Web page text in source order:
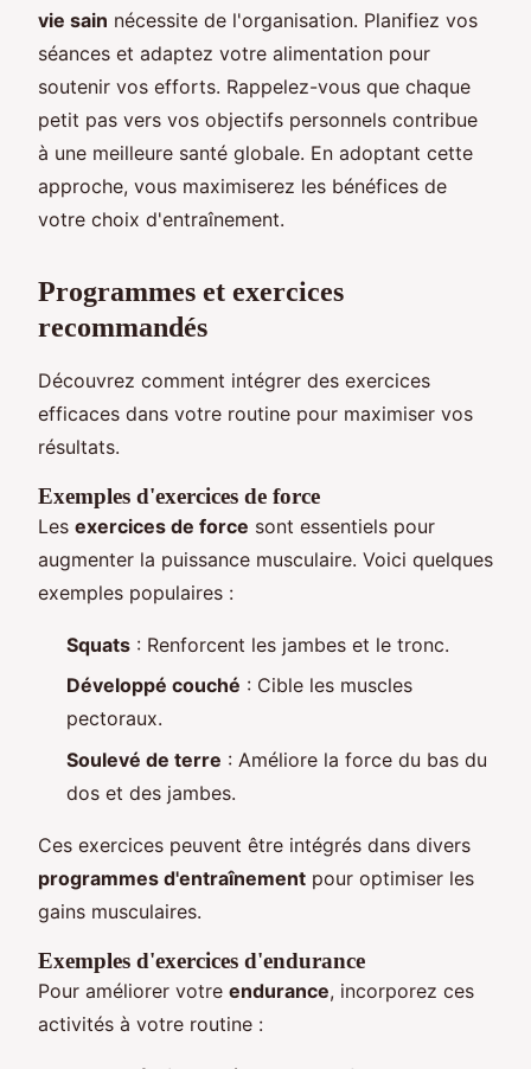
vie sain nécessite de l'organisation. Planifiez vos
séances et adaptez votre alimentation pour
soutenir vos efforts. Rappelez-vous que chaque
petit pas vers vos objectifs personnels contribue
à une meilleure santé globale. En adoptant cette
approche, vous maximiserez les bénéfices de
votre choix d'entraînement.
Programmes et exercices
recommandés
Découvrez comment intégrer des exercices
efficaces dans votre routine pour maximiser vos
résultats.
Exemples d'exercices de force
Les exercices de force sont essentiels pour
augmenter la puissance musculaire. Voici quelques
exemples populaires :
Squats : Renforcent les jambes et le tronc.
Développé couché : Cible les muscles
pectoraux.
Soulevé de terre : Améliore la force du bas du
dos et des jambes.
Ces exercices peuvent être intégrés dans divers
programmes d'entraînement pour optimiser les
gains musculaires.
Exemples d'exercices d'endurance
Pour améliorer votre endurance, incorporez ces
activités à votre routine :